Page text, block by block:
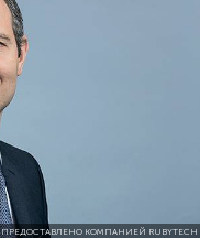
ПРЕДОСТАВЛЕНО КОМПАНИЕЙ RUBYTECH